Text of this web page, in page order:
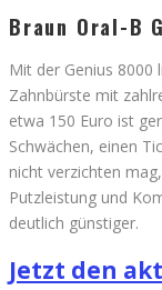
Braun Oral-B
Mit der Genius
Zahnbürste mit
etwa 150 Euro ist
Schwächen, einen
nicht verzichten
Putzleistung und
deutlich günstiger.
Jetzt den